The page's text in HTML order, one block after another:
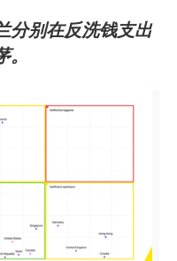
分别在反洗钱支出